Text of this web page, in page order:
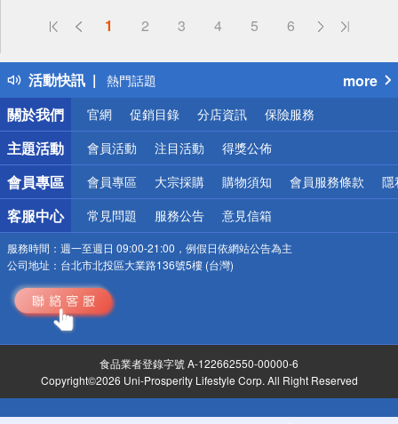
1 2 3 4 5 6
活動快訊
偏遠地區配送
得獎公告
熱門話題
銀行優惠
偏遠地區配送
詐騙網頁！請小心！
more
關於我們
官網 促銷目錄 分店資訊 保險服務
主題活動 會員活動 注目活動 得獎公佈
會員專區 會員專區 大宗採購 購物須知 會員服務條款 隱
客服中心 常見問題 服務公告 意見信箱
服務時間： 週一至週日 09:00-21:00，例假日依網站公告為主
公司地址： 台北市北投區大業路136號5樓 (台灣)
食品業者登錄字號 A-122662550-00000-6
Copyright©2026 Uni-Prosperity Lifestyle Corp. All Right Reserved